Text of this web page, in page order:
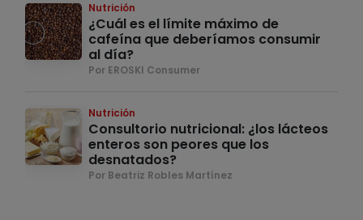
Nutrición
¿Cuál es el límite máximo de
cafeína que deberíamos consumir
al día?
Por EROSKI Consumer
Nutrición
Consultorio nutricional: ¿los lácteos
enteros son peores que los
desnatados?
Por Beatriz Robles Martínez